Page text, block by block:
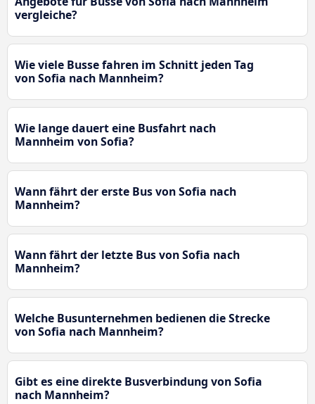
vergleiche?
Wie viele Busse fahren im Schnitt jeden Tag
von Sofia nach Mannheim?
Wie lange dauert eine Busfahrt nach
Mannheim von Sofia?
Wann fährt der erste Bus von Sofia nach
Mannheim?
Wann fährt der letzte Bus von Sofia nach
Mannheim?
Welche Busunternehmen bedienen die Strecke
von Sofia nach Mannheim?
Gibt es eine direkte Busverbindung von Sofia
nach Mannheim?